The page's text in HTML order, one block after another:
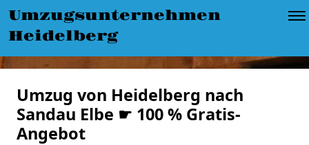
Umzugsunternehmen
Heidelberg
Umzug von Heidelberg nach
Sandau Elbe ☛ 100 % Gratis-
Angebot